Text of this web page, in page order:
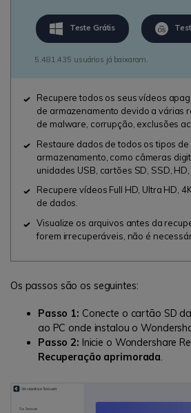
Teste Grátis
5.481.435 usuários já baixaram.
Recupere todos os seus vídeos
de armazenamento devido a várias
de malware, corrupção, exclusões
Restaure dados de todos os tipos
armazenamento, como câmeras
unidades USB, cartões SD, SSD, HD,
Recupere vídeos Full HD, Ultra HD,
de dados.
Visualize os arquivos antes da
forem irrecuperáveis, não é
Os passos são os seguintes:
Passo 1: Conecte o cartão SD
ao PC onde instalou o
Passo 2: Inicie o Wondershare
Recuperação aprimorada.